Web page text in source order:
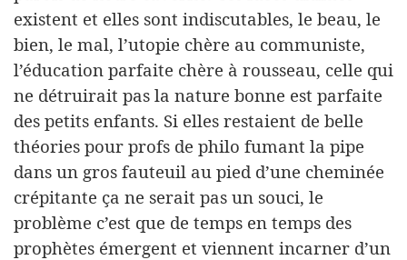
existent et elles sont indiscutables, le beau, le
bien, le mal, l’utopie chère au communiste,
l’éducation parfaite chère à rousseau, celle qui
ne détruirait pas la nature bonne est parfaite
des petits enfants. Si elles restaient de belle
théories pour profs de philo fumant la pipe
dans un gros fauteuil au pied d’une cheminée
crépitante ça ne serait pas un souci, le
problème c’est que de temps en temps des
prophètes émergent et viennent incarner d’un